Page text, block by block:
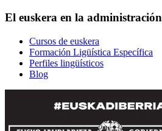
El euskera en la administración
Cursos de euskera
Formación Ligüística Específica
Perfiles lingüísticos
Blog